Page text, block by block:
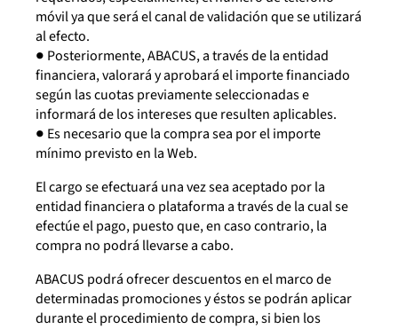
móvil ya que será el canal de validación que se utilizará
al efecto.
● Posteriormente, ABACUS, a través de la entidad
financiera, valorará y aprobará el importe financiado
según las cuotas previamente seleccionadas e
informará de los intereses que resulten aplicables.
● Es necesario que la compra sea por el importe
mínimo previsto en la Web.
El cargo se efectuará una vez sea aceptado por la
entidad financiera o plataforma a través de la cual se
efectúe el pago, puesto que, en caso contrario, la
compra no podrá llevarse a cabo.
ABACUS podrá ofrecer descuentos en el marco de
determinadas promociones y éstos se podrán aplicar
durante el procedimiento de compra, si bien los